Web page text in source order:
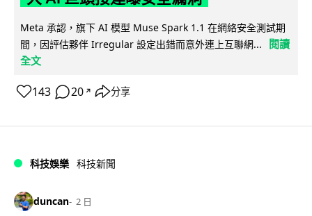
Meta 承認，旗下 AI 模型 Muse Spark 1.1 在網絡安全測試期
間，因評估夥伴 Irregular 設定出錯而意外連上互聯網...
閱讀
全文
143 20 ↗ 分享
科技娛樂 科技新聞
duncan 2 日